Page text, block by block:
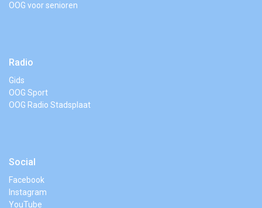
OOG voor senioren
Radio
Gids
OOG Sport
OOG Radio Stadsplaat
Social
Facebook
Instagram
YouTube